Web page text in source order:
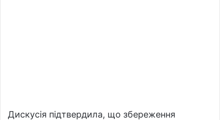
Дискусія підтвердила, що збереження